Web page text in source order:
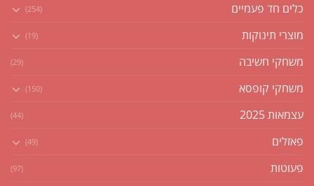
כלים חד פעמיים (254)
מוצרי תינוקות (19)
משחקי חשיבה (29)
משחקי קופסא (150)
עצמאות 2025 (44)
פאזלים (49)
פעוטות (97)